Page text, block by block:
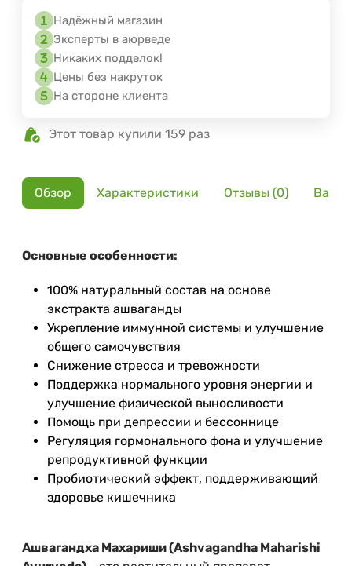
Надёжный магазин
Эксперты в аюрведе
Никаких подделок!
Цены без накруток
На стороне клиента
Этот товар купили 159 раз
Обзор Характеристики Отзывы (0)
Основные особенности:
100% натуральный состав на основе
экстракта ашваганды
Укрепление иммунной системы и улучшение
общего самочувствия
Снижение стресса и тревожности
Поддержка нормального уровня энергии и
улучшение физической выносливости
Помощь при депрессии и бессоннице
Регуляция гормонального фона и улучшение
репродуктивной функции
Пробиотический эффект, поддерживающий
здоровье кишечника
Ашвагандха Махариши(Ashvagandha Maharishi